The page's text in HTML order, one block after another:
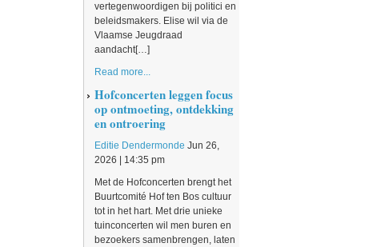
vertegenwoordigen bij politici en
beleidsmakers. Elise wil via de
Vlaamse Jeugdraad
aandacht[…]
Read more...
Hofconcerten leggen focus
op ontmoeting, ontdekking
en ontroering
Editie Dendermonde Jun 26,
2026 | 14:35 pm
Met de Hofconcerten brengt het
Buurtcomité Hof ten Bos cultuur
tot in het hart. Met drie unieke
tuinconcerten wil men buren en
bezoekers samenbrengen, laten